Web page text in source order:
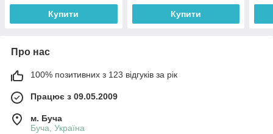
Купити Купити
Про нас
100% позитивних з 123 відгуків за рік
Працює з 09.05.2009
м. Буча
Буча, Україна